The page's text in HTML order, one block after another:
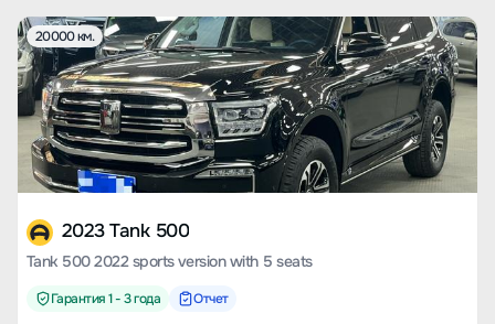
20000 км.
2023 Tank 500
Tank 500 2022 sports version with 5 seats
Гарантия 1 - 3 года Отчет